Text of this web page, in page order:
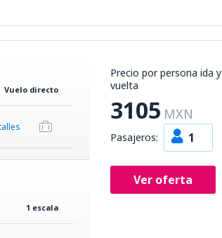
Precio por persona ida y
vuelta
3105 MXN
Pasajeros: 1
Ver oferta
Vuelo directo
1 escala